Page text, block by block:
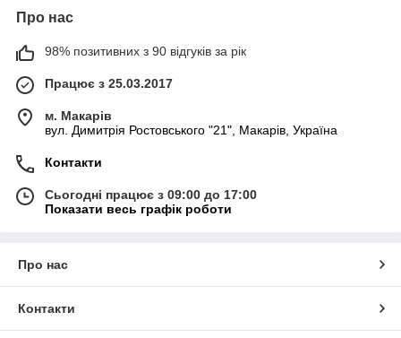
Про нас
98% позитивних з 90 відгуків за рік
Працює з 25.03.2017
м. Макарів
вул. Димитрія Ростовського "21", Макарів, Україна
Контакти
Сьогодні працює з 09:00 до 17:00
Показати весь графік роботи
Про нас
Контакти